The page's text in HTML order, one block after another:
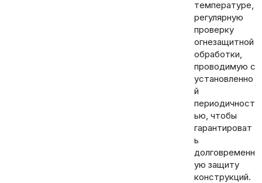
температуре,
регулярную
проверку
огнезащитной
обработки,
проводимую с
установленно
й
периодичност
ью, чтобы
гарантироват
ь
долговременн
ую защиту
конструкций.